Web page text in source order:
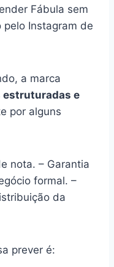
Fábula sem
pelo Instagram de
a marca
estruturadas e
por alguns
nota. – Garantia
formal. –
da
prever é: